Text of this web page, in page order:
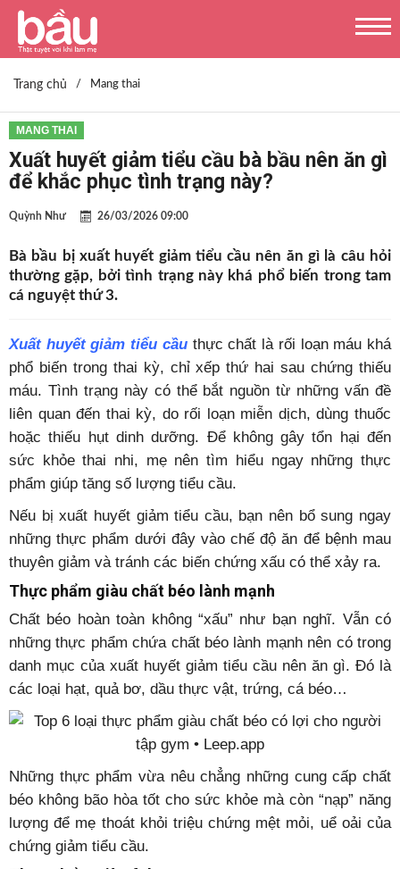
Trang chủ / Mang thai
MANG THAI
Xuất huyết giảm tiểu cầu bà bầu nên ăn gì
để khắc phục tình trạng này?
Quỳnh Như 26/03/2026 09:00
Bà bầu bị xuất huyết giảm tiểu cầu nên ăn gì là câu hỏi
thường gặp, bởi tình trạng này khá phổ biến trong tam
cá nguyệt thứ 3.
Xuất huyết giảm tiểu cầuthực chất là rối loạn máu khá
phổ biến trong thai kỳ, chỉ xếp thứ hai sau chứng thiếu
máu. Tình trạng này có thể bắt nguồn từ những vấn đề
liên quan đến thai kỳ, do rối loạn miễn dịch, dùng thuốc
hoặc thiếu hụt dinh dưỡng. Để không gây tổn hại đến
sức khỏe thai nhi, mẹ nên tìm hiểu ngay những thực
phẩm giúp tăng số lượng tiểu cầu.
Nếu bị xuất huyết giảm tiểu cầu, bạn nên bổ sung ngay
những thực phẩm dưới đây vào chế độ ăn để bệnh mau
thuyên giảm và tránh các biến chứng xấu có thể xảy ra.
Thực phẩm giàu chất béo lành mạnh
Chất béo hoàn toàn không “xấu” như bạn nghĩ. Vẫn có
những thực phẩm chứa chất béo lành mạnh nên có trong
danh mục của xuất huyết giảm tiểu cầu nên ăn gì. Đó là
các loại hạt, quả bơ, dầu thực vật, trứng, cá béo…
Những thực phẩm vừa nêu chẳng những cung cấp chất
béo không bão hòa tốt cho sức khỏe mà còn “nạp” năng
lượng để mẹ thoát khỏi triệu chứng mệt mỏi, uể oải của
chứng giảm tiểu cầu.